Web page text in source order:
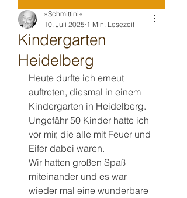
Kindergarten
Heidelberg
»Schmittini«
10. Juli 2025 1 Min. Lesezeit
Heute durfte ich erneut
auftreten, diesmal in einem
Kindergarten in Heidelberg.
Ungefähr 50 Kinder hatte ich
vor mir, die alle mit Feuer und
Eifer dabei waren.
Wir hatten großen Spaß
miteinander und es war
wieder mal eine wunderbare